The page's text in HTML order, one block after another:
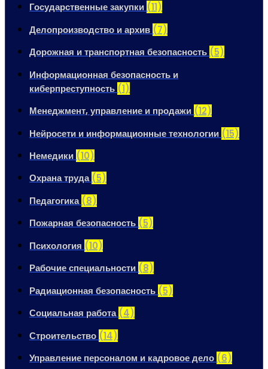
Государственные закупки (11)
Делопроизводство и архив (7)
Дорожная и транспортная безопасность (5)
Информационная безопасность и
киберпреступность (1)
Менеджмент, управление и продажи (12)
Нейросети и информационные технологии (15)
Немедики (10)
Охрана труда (5)
Педагогика (8)
Пожарная безопасность (5)
Психология (10)
Рабочие специальности (8)
Радиационная безопасность (5)
Социальная работа (4)
Строительство (14)
Управление персоналом и кадровое дело (6)